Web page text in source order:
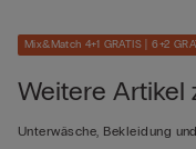
Mix&Match 4+1 GRATIS | 6+2
Weitere Artikel
Unterwäsche, Bekleidung